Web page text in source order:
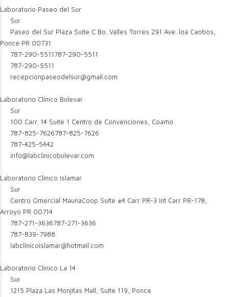
Laboratorio Paseo del Sur
Sur
Paseo del Sur Plaza Suite C Bo. Valles Torres 291 Ave. loa Caobos,
Ponce PR 00731
787-290-5511787-290-5511
787-290-5511
recepcionpaseodelsur@gmail.com
Laboratorio Clinico Bulevar
Sur
100 Carr. 14 Suite 1 Centro de Convenciones, Coamo
787-825-7626787-825-7626
787-425-5442
info@labclinicobulevar.com
Laboratorio Clinico Islamar
Sur
Centro Omercial MaunaCoop Suite #4 Carr PR-3 Int Carr PR-178,
Arroyo PR 00714
787-271-3636787-271-3636
787-839-7988
labclinicoislamar@hotmail.com
Laboratorio Clinico La 14
Sur
1215 Plaza Las Monjitas Mall, Suite 119, Ponce